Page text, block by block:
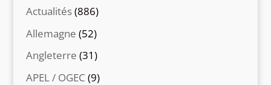
Actualités(886)
Allemagne (52)
Angleterre (31)
APEL / OGEC (9)